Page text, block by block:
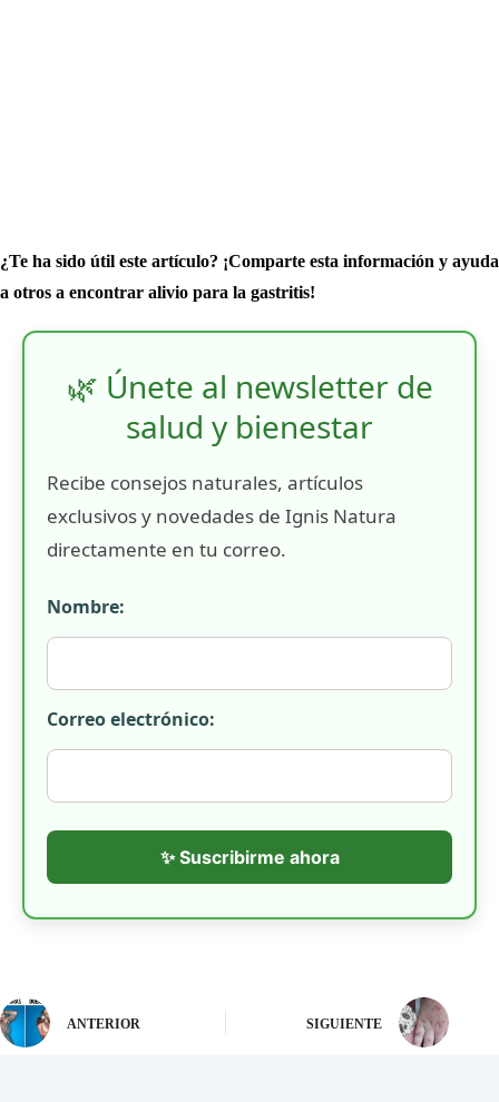
¿Te ha sido útil este artículo? ¡Comparte esta información y ayuda
a otros a encontrar alivio para la gastritis!
🌿 Únete al newsletter de
salud y bienestar
Recibe consejos naturales, artículos
exclusivos y novedades de Ignis Natura
directamente en tu correo.
Nombre:
Correo electrónico:
✨ Suscribirme ahora
ANTERIOR SIGUIENTE